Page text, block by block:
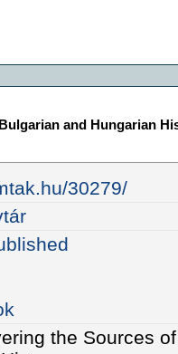
and Hungarian
30279/
the Sources